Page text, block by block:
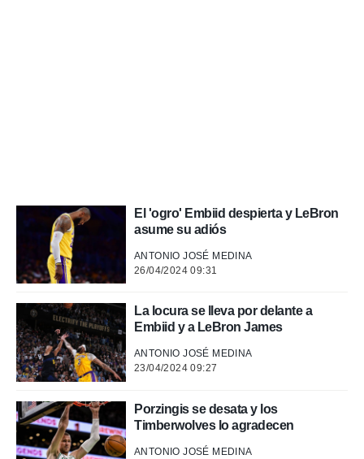
de
o a través
de
de
uso de
con el
e
mediante
publicidad
El 'ogro' Embiid despierta y LeBron
asume su adiós
ANTONIO JOSÉ MEDINA
26/04/2024 09:31
La locura se lleva por delante a
Embiid y a LeBron James
ANTONIO JOSÉ MEDINA
23/04/2024 09:27
Porzingis se desata y los
Timberwolves lo agradecen
ANTONIO JOSÉ MEDINA